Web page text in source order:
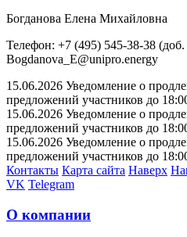
Богданова Елена Михайловна
Телефон: +7 (495) 545-38-38
Bogdanova_E@unipro.energy
15.06.2026 Уведомление о
предложений участников до
15.06.2026 Уведомление о
предложений участников до
15.06.2026 Уведомление о
предложений участников до
Контакты Карта сайта Наверх
VK Telegram
О компании